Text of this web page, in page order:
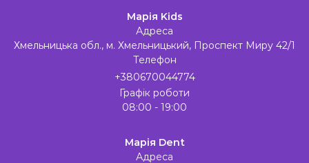
Марія Kids
Адреса
Хмельницька обл., м. Хмельницький, Проспект Миру 42/1
Телефон
+380670044774
Графік роботи
08:00 - 19:00
Марія Dent
Адреса